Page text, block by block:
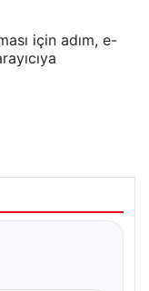
için adım, e-